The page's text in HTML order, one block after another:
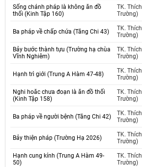
Sống chánh pháp là không ăn đồ
thối (Kinh Tập 160)
TK.
Trường)
Ba pháp về chấp chứa (Tăng Chi 43)
TK.
Trường)
Bảy bước thành tựu (Trường hạ chùa
Vĩnh Nghiêm)
TK.
Trường)
Hạnh trì giới (Trung A Hàm 47-48)
TK.
Trường)
Nghi hoăc chưa đoạn là ăn đồ thối
(Kinh Tập 158)
TK.
Trường)
Ba pháp về người bệnh (Tăng Chi 42)
TK.
Trường)
Bảy thiện pháp (Trường Hạ 2026)
TK.
Trường)
Hạnh cung kính (Trung A Hàm 49-
50)
TK.
Trường)